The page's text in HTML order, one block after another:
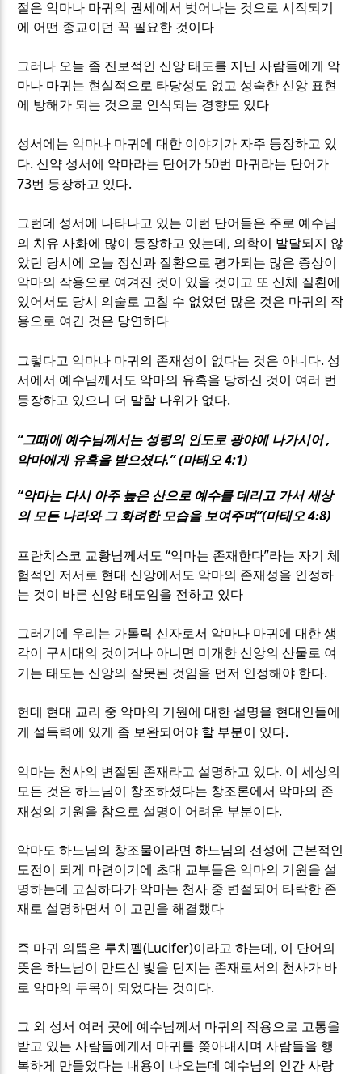
절은 악마나 마귀의 권세에서 벗어나는 것으로 시작되기
에 어떤 종교이던 꼭 필요한 것이다
그러나 오늘 좀 진보적인 신앙 태도를 지닌 사람들에게 악
마나 마귀는 현실적으로 타당성도 없고 성숙한 신앙 표현
에 방해가 되는 것으로 인식되는 경향도 있다
성서에는 악마나 마귀에 대한 이야기가 자주 등장하고 있
다. 신약 성서에 악마라는 단어가 50번 마귀라는 단어가
73번 등장하고 있다.
그런데 성서에 나타나고 있는 이런 단어들은 주로 예수님
의 치유 사화에 많이 등장하고 있는데 , 의학이 발달되지 않
았던 당시에 오늘 정신과 질환으로 평가되는 많은 증상이
악마의 작용으로 여겨진 것이 있을 것이고 또 신체 질환에
있어서도 당시 의술로 고칠 수 없었던 많은 것은 마귀의 작
용으로 여긴 것은 당연하다
그렇다고 악마나 마귀의 존재성이 없다는 것은 아니다. 성
서에서 예수님께서도 악마의 유혹을 당하신 것이 여러 번
등장하고 있으니 더 말할 나위가 없다.
“그때에 예수님께서는 성령의 인도로 광야에 나가시어,
악마에게 유혹을 받으셨다.” (마태오4:1)
“악마는 다시 아주 높은 산으로 예수를 데리고 가서 세상
의 모든 나라와 그 화려한 모습을 보여주며”(마태오4:8)
프란치스코 교황님께서도“악마는 존재한다”라는 자기 체
험적인 저서로 현대 신앙에서도 악마의 존재성을 인정하
는 것이 바른 신앙 태도임을 전하고 있다
그러기에 우리는 가톨릭 신자로서 악마나 마귀에 대한 생
각이 구시대의 것이거나 아니면 미개한 신앙의 산물로 여
기는 태도는 신앙의 잘못된 것임을 먼저 인정해야 한다.
헌데 현대 교리 중 악마의 기원에 대한 설명을 현대인들에
게 설득력에 있게 좀 보완되어야 할 부분이 있다.
악마는 천사의 변절된 존재라고 설명하고 있다. 이 세상의
모든 것은 하느님이 창조하셨다는 창조론에서 악마의 존
재성의 기원을 참으로 설명이 어려운 부분이다.
악마도 하느님의 창조물이라면 하느님의 선성에 근본적인
도전이 되게 마련이기에 초대 교부들은 악마의 기원을 설
명하는데 고심하다가 악마는 천사 중 변절되어 타락한 존
재로 설명하면서 이 고민을 해결했다
즉 마귀 의뜸은 루치펠(Lucifer)이라고 하는데 , 이 단어의
뜻은 하느님이 만드신 빛을 던지는 존재로서의 천사가 바
로 악마의 두목이 되었다는 것이다.
그 외 성서 여러 곳에 예수님께서 마귀의 작용으로 고통을
받고 있는 사람들에게서 마귀를 쫒아내시며 사람들을 행
복하게 만들었다는 내용이 나오는데 예수님의 인간 사랑